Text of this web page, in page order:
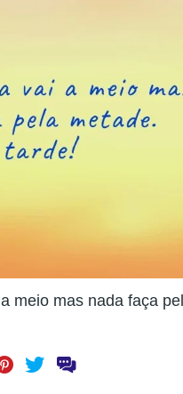
meio mas nada faça